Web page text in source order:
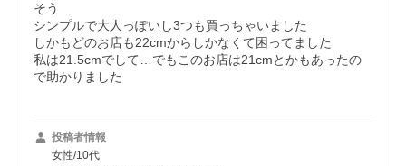
そう
シンプルで大人っぽいし3つも買っちゃいました
しかもどのお店も22cmからしかなくて困ってました
私は21.5cmでして…でもこのお店は21cmとかもあったの
で助かりました
投稿者情報
女性/10代